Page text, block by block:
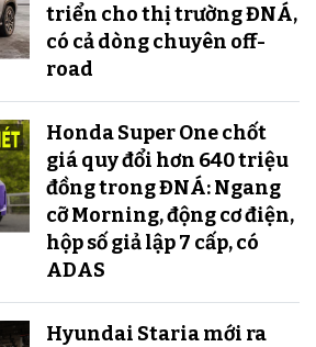
triển cho thị trường ĐNÁ,
có cả dòng chuyên off-
road
Honda Super One chốt
giá quy đổi hơn 640 triệu
đồng trong ĐNÁ: Ngang
cỡ Morning, động cơ điện,
hộp số giả lập 7 cấp, có
ADAS
Hyundai Staria mới ra